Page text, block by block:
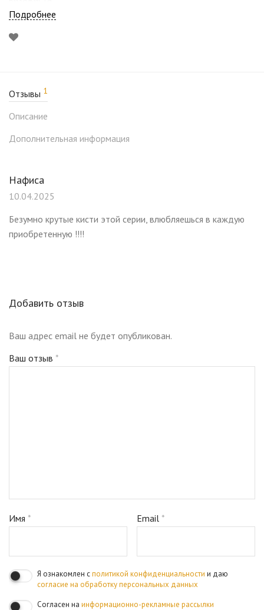
Станет отличным вариантом для личного пользования.
Подробнее
Отзывы 1
Описание
Дополнительная информация
Нафиса
10.04.2025
Безумно крутые кисти этой серии, влюбляешься в каждую
приобретенную !!!!
Добавить отзыв
Ваш адрес email не будет опубликован.
Ваш отзыв *
Имя * Email*
Я ознакомлен сполитикой конфиденциальности и даю
согласие на обработку персональных данных
Согласен на информационно-рекламные рассылки